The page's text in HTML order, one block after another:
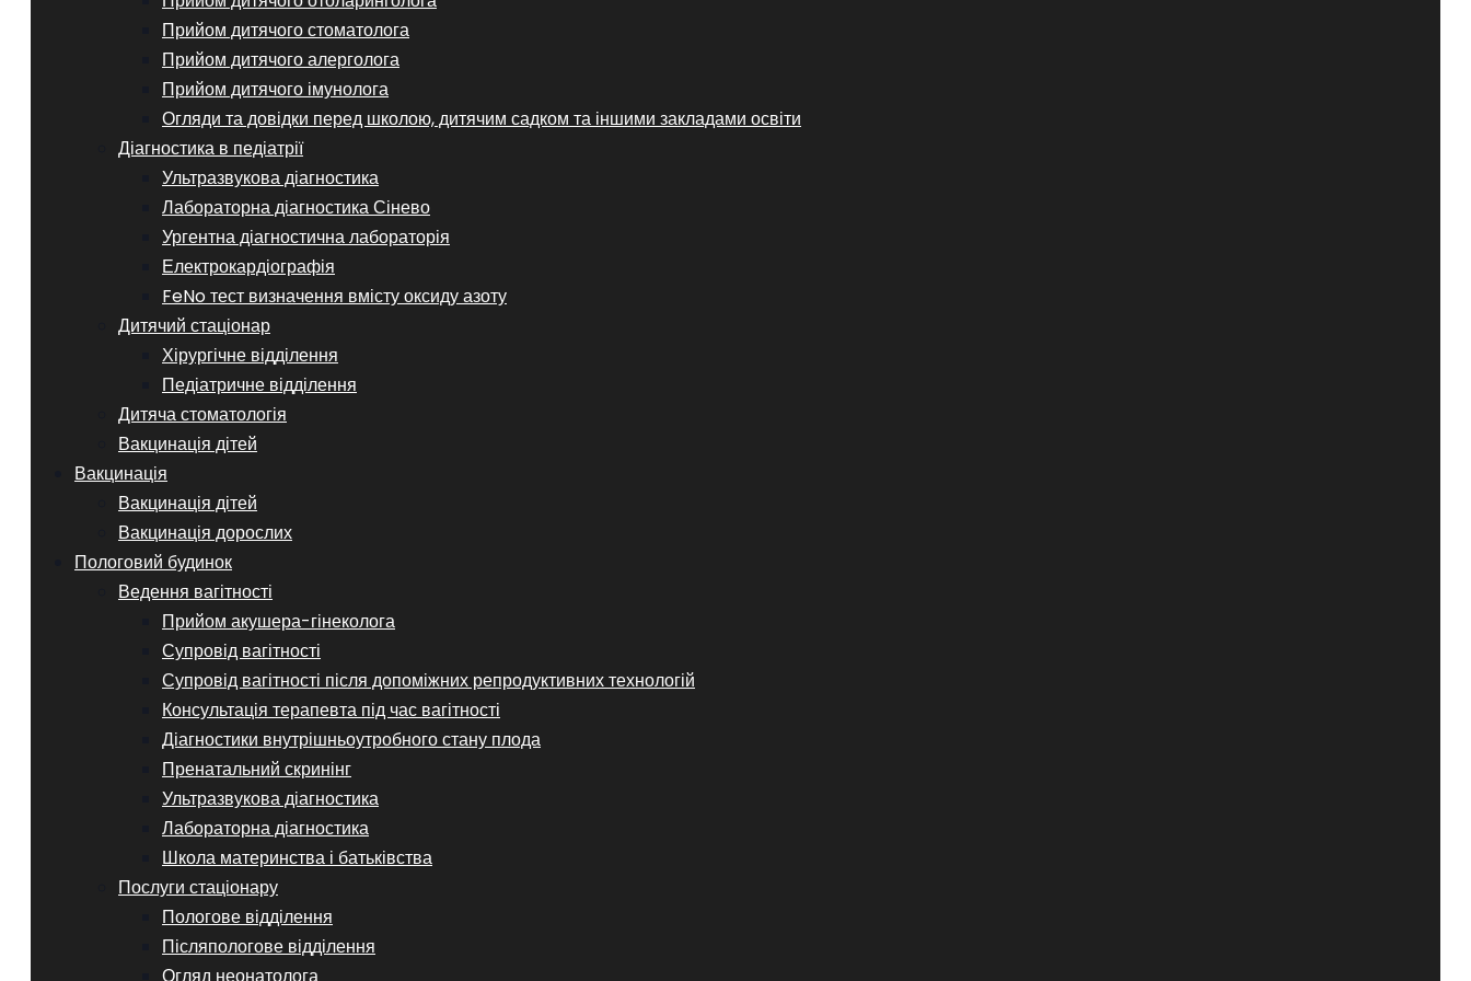
Прийом дитячого стоматолога
Прийом дитячого алерголога
Прийом дитячого імунолога
Огляди та довідки перед школою, дитячим садком та іншими закладами освіти
Діагностика в педіатрії
Ультразвукова діагностика
Лабораторна діагностика Сінево
Ургентна діагностична лабораторія
Електрокардіографія
FeNo тест визначення вмісту оксиду азоту
Дитячий стаціонар
Хірургічне відділення
Педіатричне відділення
Дитяча стоматологія
Вакцинація дітей
Вакцинація
Вакцинація дітей
Вакцинація дорослих
Пологовий будинок
Ведення вагітності
Прийом акушера-гінеколога
Супровід вагітності
Супровід вагітності після допоміжних репродуктивних технологій
Консультація терапевта під час вагітності
Діагностики внутрішньоутробного стану плода
Пренатальний скринінг
Ультразвукова діагностика
Лабораторна діагностика
Школа материнства і батьківства
Послуги стаціонару
Пологове відділення
Післяпологове відділення